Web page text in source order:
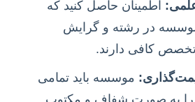
اطمینان حاصل کنید که
در رشته و گرایش
کافی دارند.
موسسه باید تمامی
را به صورت شفاف و مکتوب